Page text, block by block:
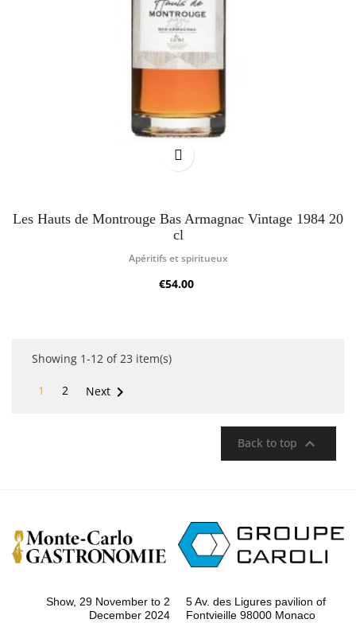
Les Hauts de Montrouge Bas Armagnac Vintage 1984 20
cl
Apéritifs et spiritueux
€54.00
Showing 1-12 of 23 item(s)
1 2 Next 
Back to top 
Show, 29 November to 2
December 2024
5 Av. des Ligures pavilion of
Fontvieille 98000 Monaco